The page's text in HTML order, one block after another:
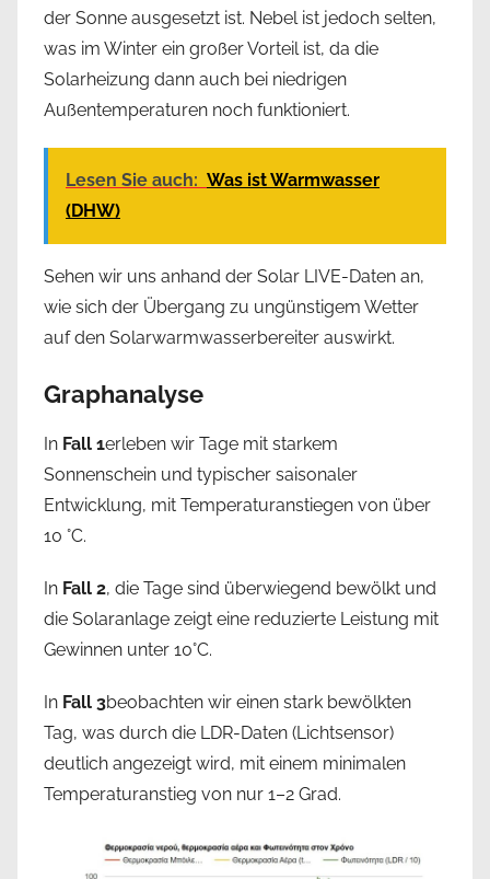
der Sonne ausgesetzt ist. Nebel ist jedoch selten,
was im Winter ein großer Vorteil ist, da die
Solarheizung dann auch bei niedrigen
Außentemperaturen noch funktioniert.
Lesen Sie auch: Was ist Warmwasser
(DHW)
Sehen wir uns anhand der Solar LIVE-Daten an,
wie sich der Übergang zu ungünstigem Wetter
auf den Solarwarmwasserbereiter auswirkt.
Graphanalyse
In Fall 1erleben wir Tage mit starkem
Sonnenschein und typischer saisonaler
Entwicklung, mit Temperaturanstiegen von über
10 °C.
In Fall 2, die Tage sind überwiegend bewölkt und
die Solaranlage zeigt eine reduzierte Leistung mit
Gewinnen unter 10°C.
In Fall 3beobachten wir einen stark bewölkten
Tag, was durch die LDR-Daten (Lichtsensor)
deutlich angezeigt wird, mit einem minimalen
Temperaturanstieg von nur 1–2 Grad.